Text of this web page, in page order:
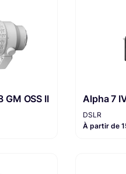
OSS II Alpha 7
DSLR
À partir de